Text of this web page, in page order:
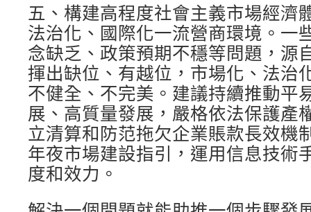
五、構建高程度社會主義市場經濟
法治化、國際化一流營商環境。一
念缺乏、政策預期不穩等問題，源
揮出缺位、有越位，市場化、法治
不健全、不完美。建議持續推動平
展、高質量發展，嚴格依法保護產
立清算和防范拖欠企業賬款長效機
年夜市場建設指引，運用信息技術
度和效力。